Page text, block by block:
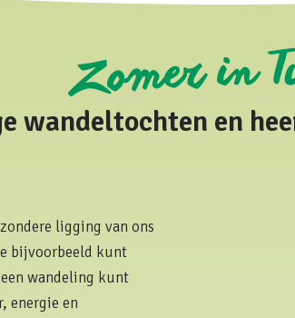
Zomer in
wandeltochten en
ligging van ons
bijvoorbeeld kunt
wandeling kunt
energie en